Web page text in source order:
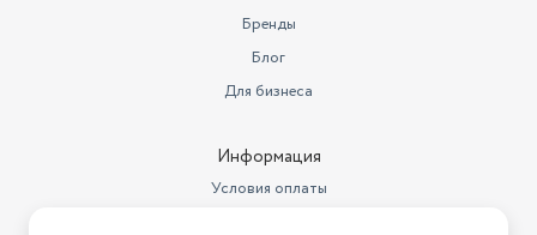
Добавляйте набор в корзину прямо сейчас!
Pasabahce
без рисунка
без декора
Бренды
Блог
Для бизнеса
Информация
Условия оплаты